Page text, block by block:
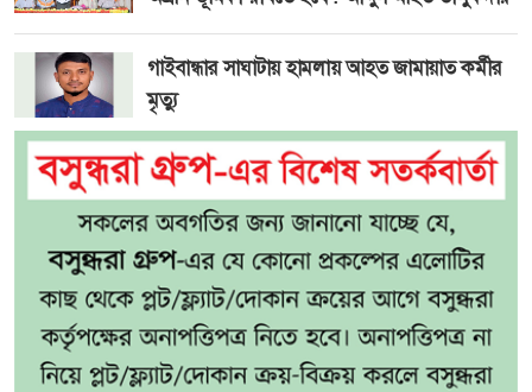
গাইবান্ধার সাঘাটায় হামলায় আহত জামায়াত কর্মীর
মৃত্যু